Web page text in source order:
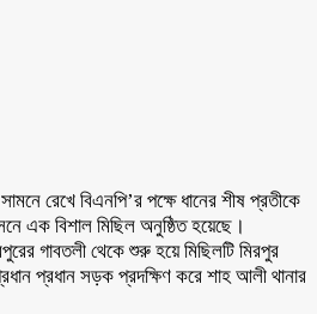
রেখে বিএনপি’র পক্ষে ধানের শীষ প্রতীকে
এক বিশাল মিছিল অনুষ্ঠিত হয়েছে।
গাবতলী থেকে শুরু হয়ে মিছিলটি মিরপুর
প্রধান সড়ক প্রদক্ষিণ করে শাহ আলী থানার